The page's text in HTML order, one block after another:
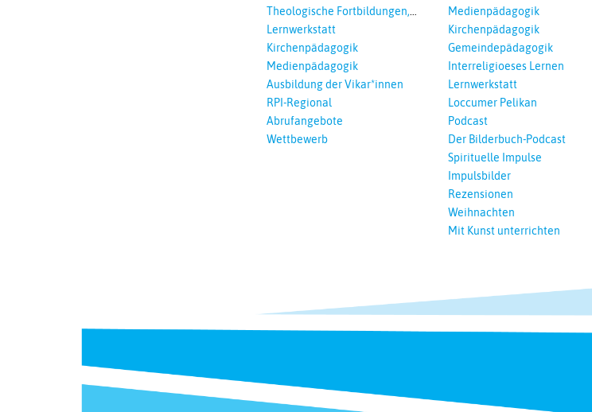
Theologische Fortbildungen,
Ökumenisches und Interreligöses
Lernwerkstatt
Kirchenpädagogik
Medienpädagogik
Ausbildung der Vikar*innen
RPI-Regional
Abrufangebote
Wettbewerb
Medienpädagogik
Kirchenpädagogik
Gemeindepädagogik
Interreligioeses Lernen
Lernwerkstatt
Loccumer Pelikan
Podcast
Der Bilderbuch-Podcast
Spirituelle Impulse
Impulsbilder
Rezensionen
Weihnachten
Mit Kunst unterrichten